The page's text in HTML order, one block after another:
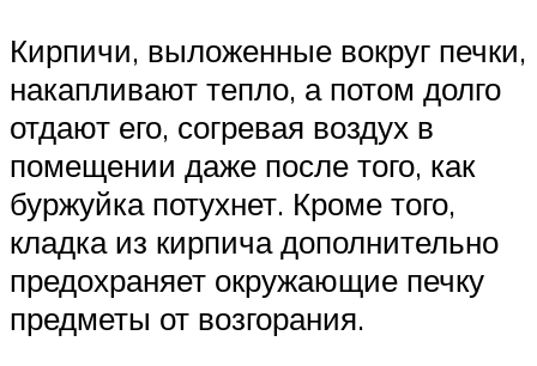
Кирпичи, выложенные вокруг печки,
накапливают тепло, а потом долго
отдают его, согревая воздух в
помещении даже после того, как
буржуйка потухнет. Кроме того,
кладка из кирпича дополнительно
предохраняет окружающие печку
предметы от возгорания.